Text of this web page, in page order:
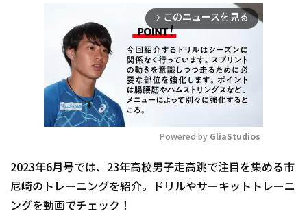
arrow_forward_ios このニュースを見る
Mute
Powered by GliaStudios
2023年6月号では、23年高校男子走高跳で注目を集める市
尼崎のトレーニングを紹介。ドリルやサーキットトレーニ
ングを動画でチェック！